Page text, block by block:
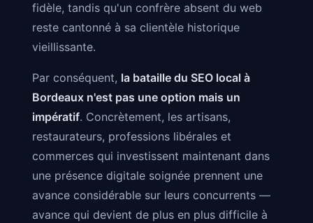
fidèle, tandis qu'un confrère absent du web
reste cantonné à sa clientèle historique
vieillissante.
Par conséquent, la bataille du SEO local à
Bordeaux n'est pas une option mais un
impératif. Concrètement, les artisans,
restaurateurs, professions libérales et
commerces qui investissent maintenant dans
une présence digitale soignée prennent une
avance considérable sur leurs concurrents —
avance qui devient de plus en plus difficile à